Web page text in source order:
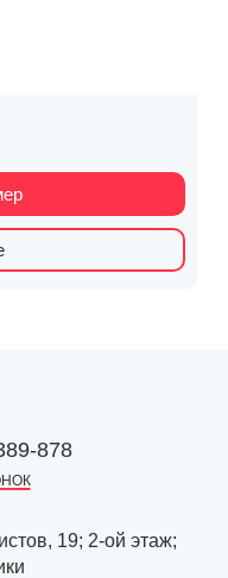
878
19; 2-ой этаж;